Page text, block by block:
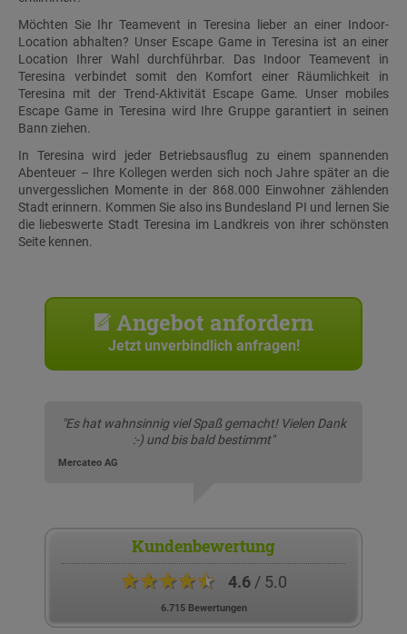
Möchten Sie Ihr Teamevent in Teresina lieber an einer Indoor-
Location abhalten? Unser Escape Game in Teresina ist an einer
Location Ihrer Wahl durchführbar. Das Indoor Teamevent in
Teresina verbindet somit den Komfort einer Räumlichkeit in
Teresina mit der Trend-Aktivität Escape Game. Unser mobiles
Escape Game in Teresina wird Ihre Gruppe garantiert in seinen
Bann ziehen.
In Teresina wird jeder Betriebsausflug zu einem spannenden
Abenteuer – Ihre Kollegen werden sich noch Jahre später an die
unvergesslichen Momente in der 868.000 Einwohner zählenden
Stadt erinnern. Kommen Sie also ins Bundesland PI und lernen Sie
die liebeswerte Stadt Teresina im Landkreis von ihrer schönsten
Seite kennen.
Angebot anfordern
Jetzt unverbindlich anfragen!
"Es hat wahnsinnig viel Spaß gemacht! Vielen Dank
:-) und bis bald bestimmt"
Mercateo AG
Kundenbewertung
★★★★★ 4.6/ 5.0
6.715 Bewertungen